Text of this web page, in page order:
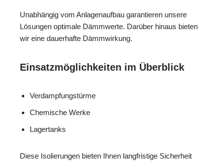
Unabhängig vom Anlagenaufbau garantieren unsere
Lösungen optimale Dämmwerte. Darüber hinaus bieten
wir eine dauerhafte Dämmwirkung.
Einsatzmöglichkeiten im Überblick
Verdampfungstürme
Chemische Werke
Lagertanks
Diese Isolierungen bieten Ihnen langfristige Sicherheit